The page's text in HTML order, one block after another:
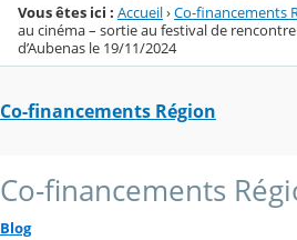
Vous êtes ici : Accueil›Co-financements
au cinéma – sortie au festival de rencontre
d’Aubenas le 19/11/2024
Co-financements Région
Co-financements
Blog